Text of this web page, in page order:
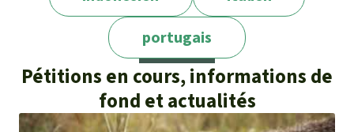
portugais
Pétitions en cours, informations de
fond et actualités